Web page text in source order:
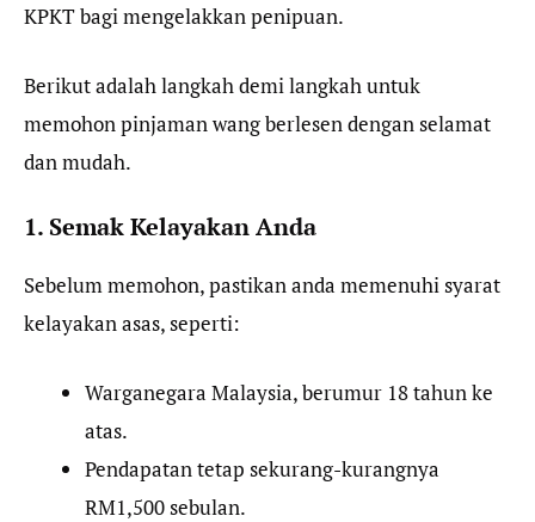
KPKT bagi mengelakkan penipuan.
Berikut adalah langkah demi langkah untuk
memohon pinjaman wang berlesen dengan selamat
dan mudah.
1. Semak Kelayakan Anda
Sebelum memohon, pastikan anda memenuhi syarat
kelayakan asas, seperti:
Warganegara Malaysia, berumur 18 tahun ke
atas.
Pendapatan tetap sekurang-kurangnya
RM1,500 sebulan.